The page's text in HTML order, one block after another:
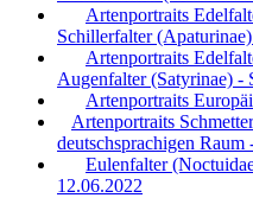
Artenportraits
Schillerfalter
Artenportraits
Augenfalter (Satyrinae) -
Artenportraits
Artenportraits
deutschsprachigen Raum
Eulenfalter
12.06.2022